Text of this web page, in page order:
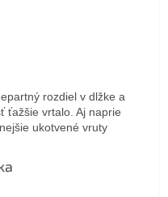
5 z 5 hviezdičiek.
rozdiel v dlžke a
ťažšie vrtalo. Aj naprie
ukotvené vruty
5 z 5 hviezdičiek.